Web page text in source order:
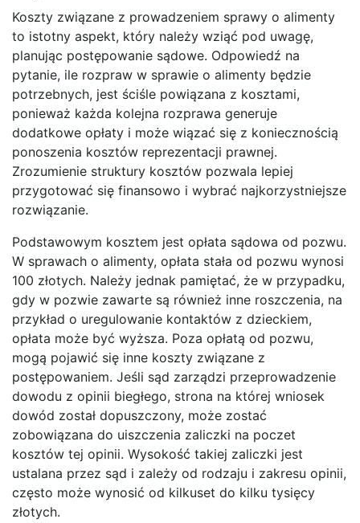
Koszty związane z prowadzeniem sprawy o alimenty
to istotny aspekt, który należy wziąć pod uwagę,
planując postępowanie sądowe. Odpowiedź na
pytanie, ile rozpraw w sprawie o alimenty będzie
potrzebnych, jest ściśle powiązana z kosztami,
ponieważ każda kolejna rozprawa generuje
dodatkowe opłaty i może wiązać się z koniecznością
ponoszenia kosztów reprezentacji prawnej.
Zrozumienie struktury kosztów pozwala lepiej
przygotować się finansowo i wybrać najkorzystniejsze
rozwiązanie.
Podstawowym kosztem jest opłata sądowa od pozwu.
W sprawach o alimenty, opłata stała od pozwu wynosi
100 złotych. Należy jednak pamiętać, że w przypadku,
gdy w pozwie zawarte są również inne roszczenia, na
przykład o uregulowanie kontaktów z dzieckiem,
opłata może być wyższa. Poza opłatą od pozwu,
mogą pojawić się inne koszty związane z
postępowaniem. Jeśli sąd zarządzi przeprowadzenie
dowodu z opinii biegłego, strona na której wniosek
dowód został dopuszczony, może zostać
zobowiązana do uiszczenia zaliczki na poczet
kosztów tej opinii. Wysokość takiej zaliczki jest
ustalana przez sąd i zależy od rodzaju i zakresu opinii,
często może wynosić od kilkuset do kilku tysięcy
złotych.